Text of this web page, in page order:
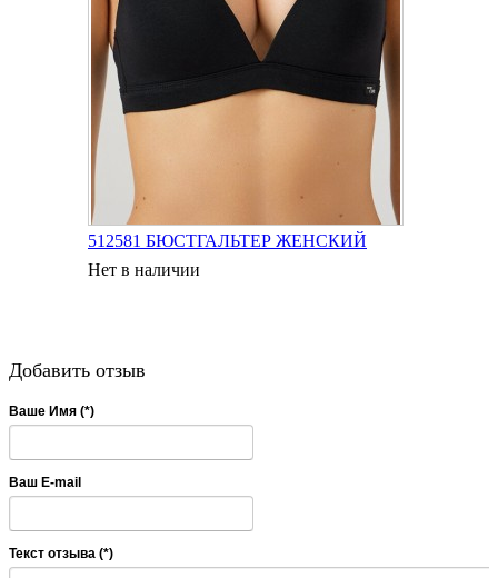
512581 БЮСТГАЛЬТЕР ЖЕНСКИЙ
Нет в наличии
Добавить отзыв
Ваше Имя (*)
Ваш E-mail
Текст отзыва (*)